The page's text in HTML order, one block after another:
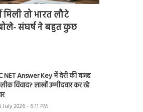
तो भारत लौटे
संघर्ष ने बहुत कुछ
NET Answer Key में देरी की वजह
विवाद? लाखों उम्मीदवार कर रहे
July 2026 - 6:11 PM